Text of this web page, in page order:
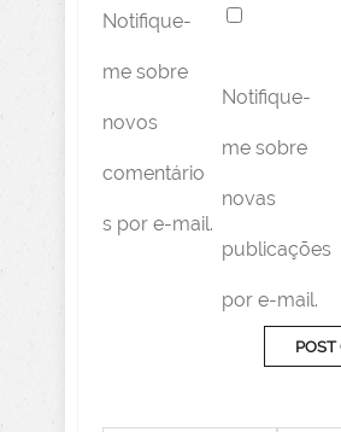
Notifique-
me sobre
novos
comentário
s por e-mail.
Notifique-
me sobre
novas
publicações
por e-mail.